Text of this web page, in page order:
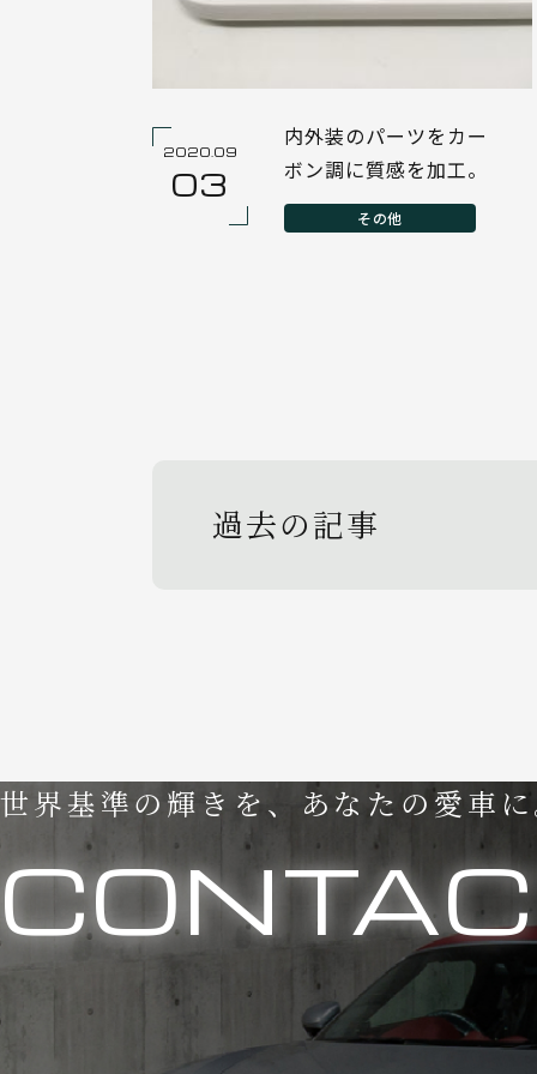
2020.09
03
内外装のパーツをカー
ボン調に質感を加工。
その他
過去の記事
世界基準の輝きを、あなたの愛車